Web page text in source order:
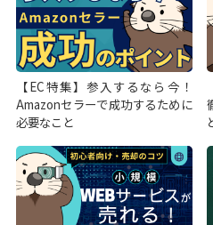
【EC特集】参入するなら今！
Amazonセラーで成功するために
必要なこと